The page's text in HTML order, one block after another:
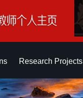
Research Projects